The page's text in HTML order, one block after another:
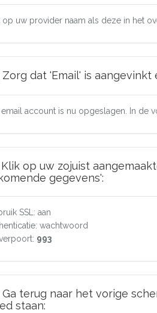
op uw provider naam als deze in het
Zorg dat 'Email' is aangevinkt
email account is nu opgeslagen. In de
Klik op uw zojuist
gegevens':
SSL: aan
wachtwoord
993
Ga terug naar het vorige
staan: